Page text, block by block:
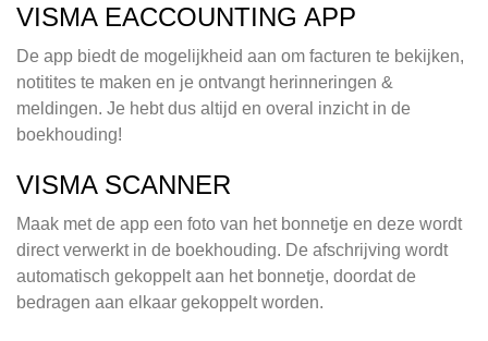
VISMA EACCOUNTING APP
De app biedt de mogelijkheid aan om facturen te bekijken,
notitites te maken en je ontvangt herinneringen &
meldingen. Je hebt dus altijd en overal inzicht in de
boekhouding!
VISMA SCANNER
Maak met de app een foto van het bonnetje en deze wordt
direct verwerkt in de boekhouding. De afschrijving wordt
automatisch gekoppelt aan het bonnetje, doordat de
bedragen aan elkaar gekoppelt worden.